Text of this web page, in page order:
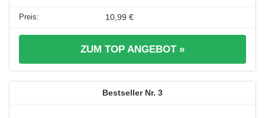
10,99 €
ZUM TOP ANGEBOT »
3